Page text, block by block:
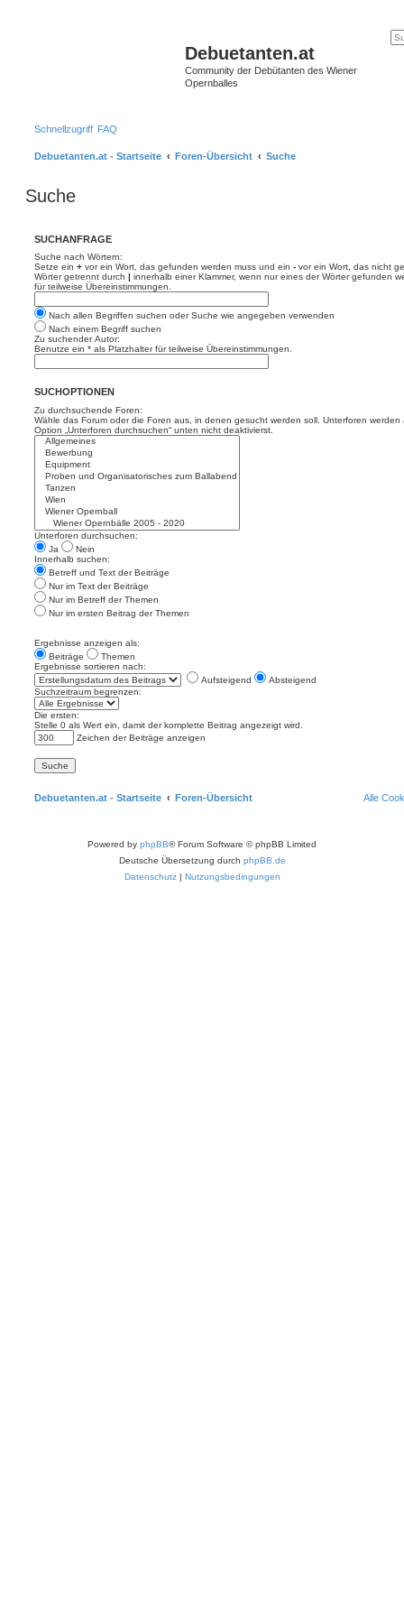
Debuetanten.at
Community der Debütanten des Wiener
Opernballes
Schnellzugriff FAQ
Debuetanten.at - Startseite Foren-Übersicht Suche
Suche
SUCHANFRAGE
Suche nach Wörtern:
Setze ein + vor ein Wort, das gefunden werden muss und ein - vor ein Wort, das nicht
Wörter getrennt durch | innerhalb einer Klammer, wenn nur eines der Wörter gefunden
für teilweise Übereinstimmungen.
Nach allen Begriffen suchen oder Suche wie angegeben verwenden
Nach einem Begriff suchen
Zu suchender Autor:
Benutze ein * als Platzhalter für teilweise Übereinstimmungen.
SUCHOPTIONEN
Zu durchsuchende Foren:
Wähle das Forum oder die Foren aus, in denen gesucht werden soll. Unterforen
Option „Unterforen durchsuchen“ unten nicht deaktivierst.
Unterforen durchsuchen:
Ja
Nein
Innerhalb suchen:
Betreff und Text der Beiträge
Nur im Text der Beiträge
Nur im Betreff der Themen
Nur im ersten Beitrag der Themen
Ergebnisse anzeigen als:
Beiträge
Themen
Ergebnisse sortieren nach:
Aufsteigend
Absteigend
Suchzeitraum begrenzen:
Die ersten:
Stelle 0 als Wert ein, damit der komplette Beitrag angezeigt wird.
Zeichen der Beiträge anzeigen
Debuetanten.at - Startseite Foren-Übersicht Alle
Powered by phpBB® Forum Software © phpBB Limited
Deutsche Übersetzung durch phpBB.de
Datenschutz| Nutzungsbedingungen